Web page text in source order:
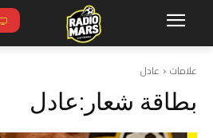
علامات عادل
بطاقة شعار:عادل